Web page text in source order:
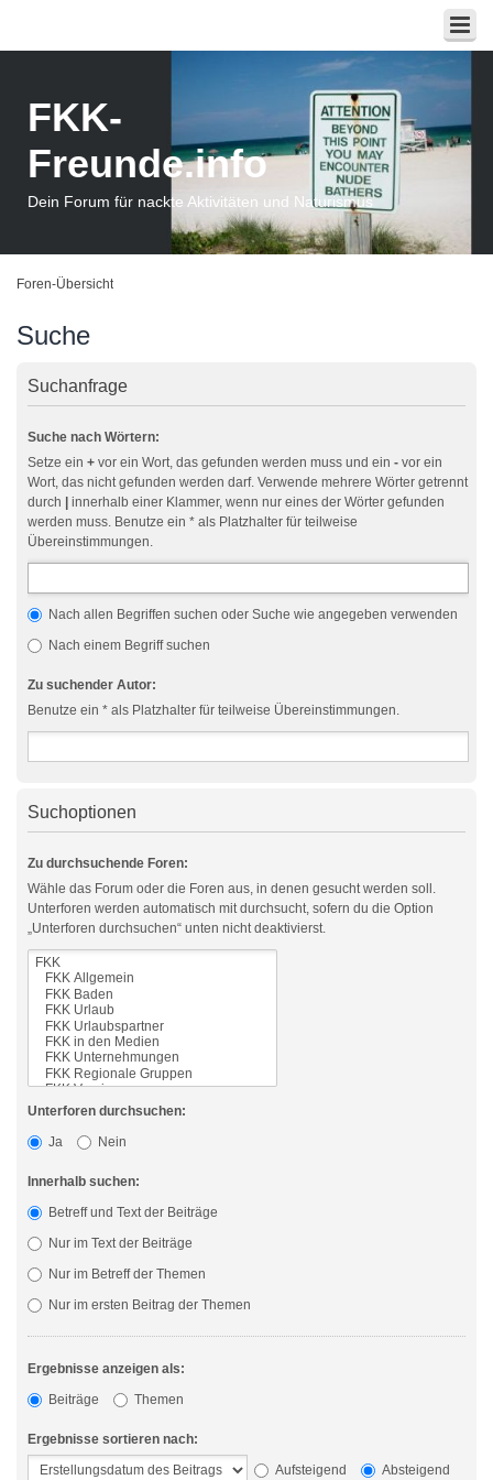
FKK-
Freunde.info
Dein Forum für nackte Aktivitäten und Naturismus
Foren-Übersicht
Suche
Suchanfrage
Suche nach Wörtern:
Setze ein + vor ein Wort, das gefunden werden muss und ein - vor ein
Wort, das nicht gefunden werden darf. Verwende mehrere Wörter getrennt
durch
innerhalb einer Klammer, wenn nur eines der Wörter gefunden
werden muss. Benutze ein * als Platzhalter für teilweise
Übereinstimmungen.
Nach allen Begriffen suchen oder Suche wie angegeben verwenden
Nach einem Begriff suchen
Zu suchender Autor:
Benutze ein * als Platzhalter für teilweise Übereinstimmungen.
Suchoptionen
Zu durchsuchende Foren:
Wähle das Forum oder die Foren aus, in denen gesucht werden soll.
Unterforen werden automatisch mit durchsucht, sofern du die Option
„Unterforen durchsuchen“ unten nicht deaktivierst.
Unterforen durchsuchen:
Ja
Nein
Innerhalb suchen:
Betreff und Text der Beiträge
Nur im Text der Beiträge
Nur im Betreff der Themen
Nur im ersten Beitrag der Themen
Ergebnisse anzeigen als:
Beiträge
Themen
Ergebnisse sortieren nach:
Aufsteigend
Absteigend